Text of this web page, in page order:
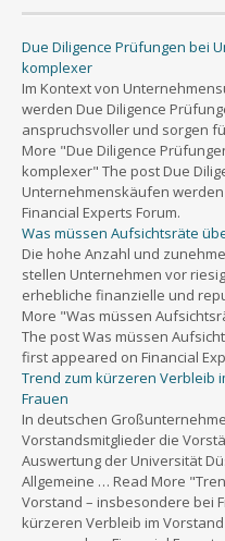
Due Diligence Prüfungen bei
komplexer
Im Kontext von
werden Due Diligence
anspruchsvoller und sorgen
More "Due Diligence
komplexer" The post Due
Unternehmenskäufen
Financial Experts Forum.
Was müssen Aufsichtsräte
Die hohe Anzahl und
stellen Unternehmen vor
erhebliche finanzielle und
More "Was müssen
The post Was müssen
first appeared on Financial
Trend zum kürzeren Verbleib
Frauen
In deutschen
Vorstandsmitglieder die
Auswertung der Universität
Allgemeine … Read More
Vorstand – insbesondere bei
kürzeren Verbleib im